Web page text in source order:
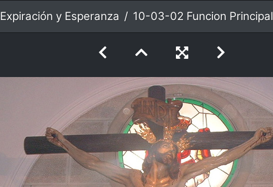
Expiración y Esperanza 10-03-02 Funcion Principal